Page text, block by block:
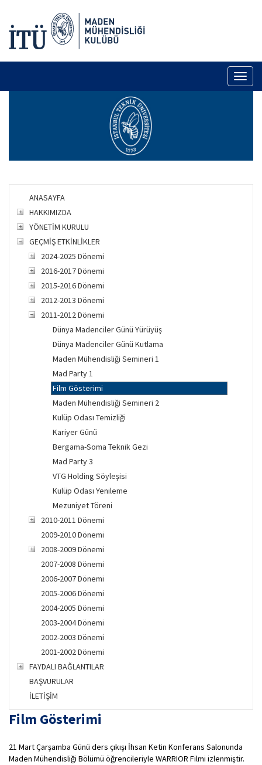
ANASAYFA
HAKKIMIZDA
YÖNETİM KURULU
GEÇMİŞ ETKİNLİKLER
2024-2025 Dönemi
2016-2017 Dönemi
2015-2016 Dönemi
2012-2013 Dönemi
2011-2012 Dönemi
Dünya Madenciler Günü Yürüyüş
Dünya Madenciler Günü Kutlama
Maden Mühendisliği Semineri 1
Mad Party 1
Film Gösterimi
Maden Mühendisliği Semineri 2
Kulüp Odası Temizliği
Kariyer Günü
Bergama-Soma Teknik Gezi
Mad Party 3
VTG Holding Söyleşisi
Kulüp Odası Yenileme
Mezuniyet Töreni
2010-2011 Dönemi
2009-2010 Dönemi
2008-2009 Dönemi
2007-2008 Dönemi
2006-2007 Dönemi
2005-2006 Dönemi
2004-2005 Dönemi
2003-2004 Dönemi
2002-2003 Dönemi
2001-2002 Dönemi
FAYDALI BAĞLANTILAR
BAŞVURULAR
İLETİŞİM
Film Gösterimi
21 Mart Çarşamba Günü ders çıkışı İhsan Ketin Konferans Salonunda
Maden Mühendisliği Bölümü öğrencileriyle WARRIOR Filmi izlenmiştir.